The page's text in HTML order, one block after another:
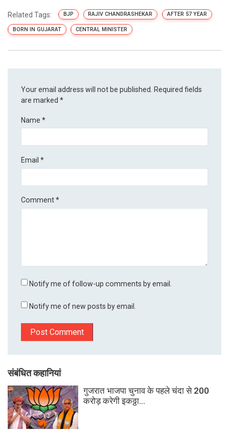
Related Tags: BJP RAJIV CHANDRASHEKAR AFTER 57 YEAR
BORN IN GUJARAT CENTRAL MINISTER
Your email address will not be published. Required fields
are marked*
Name*
Email*
Comment*
Notify me of follow-up comments by email.
Notify me of new posts by email.
संबंधित कहानियां
गुजरात भाजपा चुनाव के पहले चंदा से 200
करोड़ करेगी इकठ्ठा...